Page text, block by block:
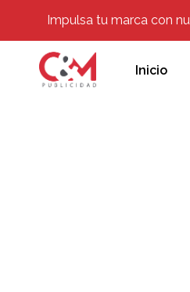
Impulsa tu marca con
Inicio